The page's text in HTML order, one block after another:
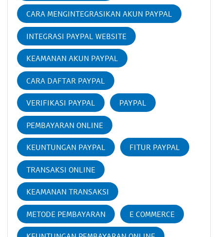
CARA MENGINTEGRASIKAN AKUN PAYPAL
INTEGRASI PAYPAL WEBSITE
KEAMANAN AKUN PAYPAL
CARA DAFTAR PAYPAL
VERIFIKASI PAYPAL PAYPAL
PEMBAYARAN ONLINE
KEUNTUNGAN PAYPAL FITUR PAYPAL
TRANSAKSI ONLINE
KEAMANAN TRANSAKSI
METODE PEMBAYARAN E COMMERCE